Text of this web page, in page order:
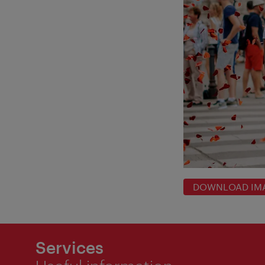
DOWNLOAD
Services